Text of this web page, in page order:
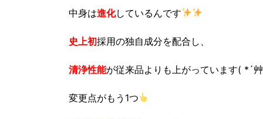
中身は進化しているんです
史上初採用の独自成分を配合し、
清浄性能が従来品よりも上がっています( *´
変更点がもう1つ